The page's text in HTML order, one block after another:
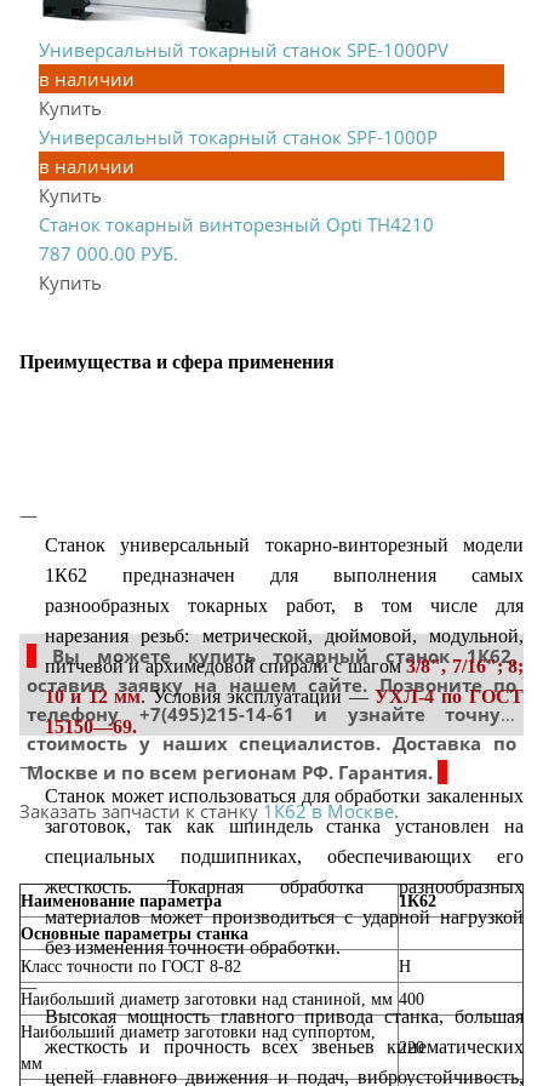
Универсальный токарный станок SPE-1000PV
625 000.00
Купить
в наличии
Универсальный токарный станок SPF-1000P
1 100 000.00
Купить
в наличии
Станок токарный винторезный Opti TH4210
787 000.00 РУБ.
Купить
Преимущества и сфера применения
Станок универсальный токарно-винторезный модели
1К62 предназначен для выполнения самых
разнообразных токарных работ, в том числе для
нарезания резьб: метрической, дюймовой, модульной,
питчевой и архимедовой спирали с шагом3/8", 7/16"; 8;
10 и 12 мм. Условия эксплуатации — УХЛ-4 по ГОСТ
15150—69.
Станок может использоваться для обработки закаленных
заготовок, так как шпиндель станка установлен на
специальных подшипниках, обеспечивающих его
жесткость. Токарная обработка разнообразных
материалов может производиться с ударной нагрузкой
без изменения точности обработки.
Высокая мощность главного привода станка, большая
жесткость и прочность всех звеньев кинематических
цепей главного движения и подач, виброустойчивость,
Вы можете купить токарный станок 1К62,
оставив заявку на нашем сайте. Позвоните по
телефону +7(495)215-14-61 и узнайте точную
стоимость у наших специалистов. Доставка по
Москве и по всем регионам РФ. Гарантия.
Заказать запчасти к станку1К62 в Москве.
Наименование параметра
1К62
Основные параметры станка
Класс точности по ГОСТ 8-82
Н
Наибольший диаметр заготовки над станиной, мм 400
Наибольший диаметр заготовки над суппортом,
мм
220